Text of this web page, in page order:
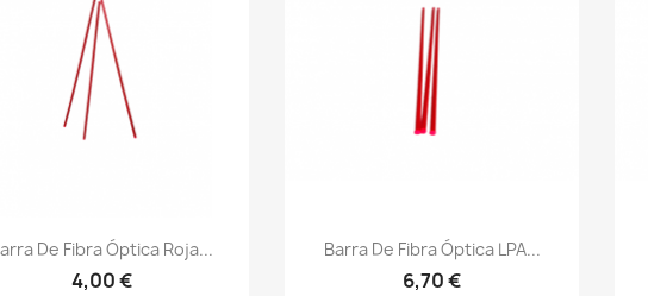
 Vista rápida
De Fibra Óptica Roja...
4,00 €
Vista rápida
Barra De Fibra Óptica LPA...
6,70 €